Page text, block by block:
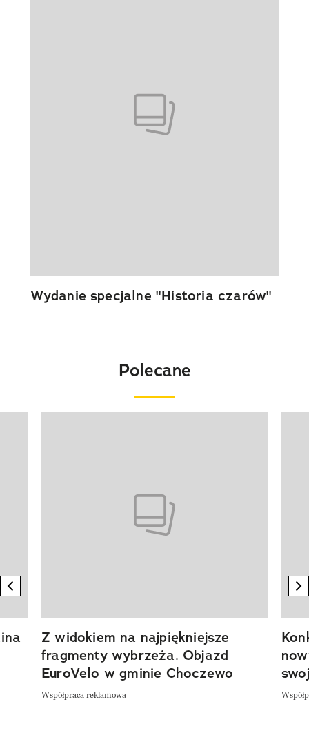
Wydanie specjalne "Historia czarów"
Polecane
previous element
Z widokiem na najpiękniejsze
fragmenty wybrzeża. Objazd
EuroVelo w gminie Choczewo
Współpraca reklamowa